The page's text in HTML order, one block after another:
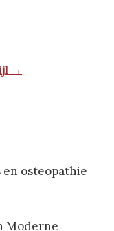
→
en osteopathie
Moderne